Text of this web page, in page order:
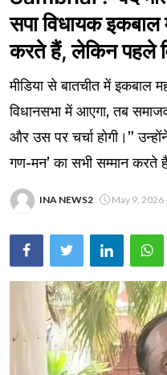
सपा विधायक
करते हैं, लेकिन पहले
मीडिया से बातचीत में इकबाल
विधानसभा में आएगा, तब
और उस पर चर्चा होगी।”
गण-मन’ का सभी सम्मान करते
INA NEWS2 May 9, 2026